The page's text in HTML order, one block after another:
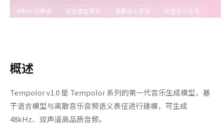
48kHz 双声道 语言模型架构 离散语义表征 可控音乐生成
概述
Tempolor v1.0 是 Tempolor 系列的第一代音乐生成模型，基
于语言模型与离散音乐音频语义表征进行建模，可生成
48kHz、双声道高品质音频。